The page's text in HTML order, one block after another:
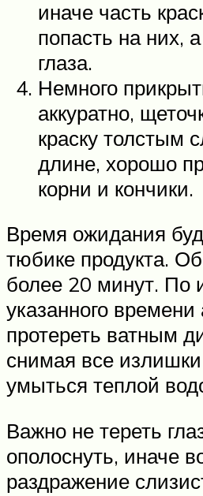
иначе часть
попасть на них,
глаза.
Немного
аккуратно,
краску толстым
длине, хорошо
корни и кончики.
Время ожидания
тюбике продукта.
более 20 минут. По
указанного времени
протереть ватным
снимая все излишки
умыться теплой
Важно не тереть
ополоснуть, иначе
раздражение